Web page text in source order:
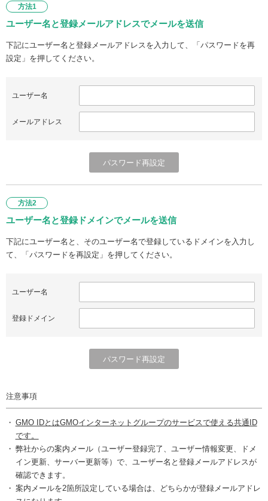
方法1
ユーザー名と登録メールアドレスでメールを送信
下記にユーザー名と登録メールアドレスを入力して、「パスワードを再
設定」を押してください。
ユーザー名
メールアドレス
方法2
ユーザー名と登録ドメインでメールを送信
下記にユーザー名と、そのユーザー名で登録しているドメインを入力し
て、「パスワードを再設定」を押してください。
ユーザー名
登録ドメイン
注意事項
GMO IDとはGMOインターネットグループのサービスで使える共通ID
です。
弊社からの案内メール（ユーザー登録完了、ユーザー情報変更、ドメ
イン更新、サーバー更新等）で、ユーザー名と登録メールアドレスが
確認できます。
案内メールを2箇所設定している場合は、どちらかが登録メールアドレ